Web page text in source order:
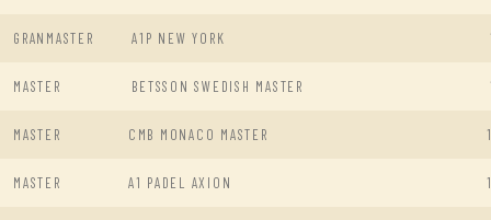
GRANMASTER A1P NEW YORK
MASTER BETSSON SWEDISH MASTER
MASTER CMB MONACO MASTER
MASTER A1 PADEL AXION